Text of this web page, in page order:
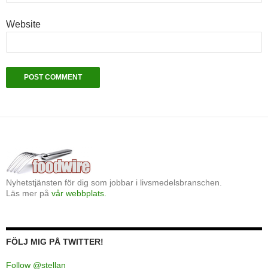
Website
Nyhetstjänsten för dig som jobbar i livsmedelsbranschen.
Läs mer på vår webbplats.
FÖLJ MIG PÅ TWITTER!
Follow @stellan